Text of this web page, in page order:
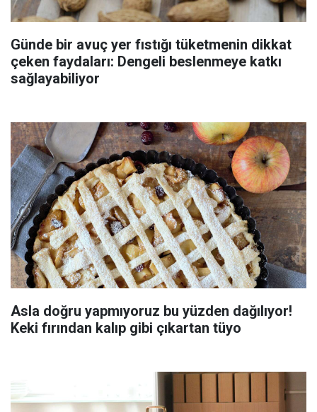
Günde bir avuç yer fıstığı tüketmenin dikkat
çeken faydaları: Dengeli beslenmeye katkı
sağlayabiliyor
Asla doğru yapmıyoruz bu yüzden dağılıyor!
Keki fırından kalıp gibi çıkartan tüyo